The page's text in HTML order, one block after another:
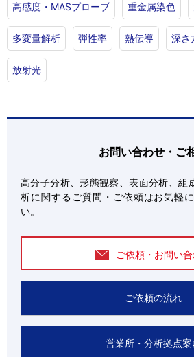
高感度・MASプローブ 重金属染色
多変量解析 弾性率 熱伝導 深さ
放射光
お問い合わせ・ご
高分子分析、形態観察、表面分析、組
析に関するご質問・ご依頼はお気軽
い。
ご依頼・お問い
ご依頼の流れ
営業所・分析拠点案